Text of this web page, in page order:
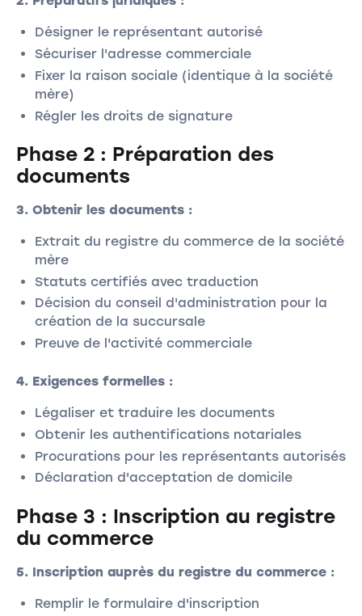
Désigner le représentant autorisé
Sécuriser l'adresse commerciale
Fixer la raison sociale (identique à la société
mère)
Régler les droits de signature
Phase 2 : Préparation des
documents
3. Obtenir les documents :
Extrait du registre du commerce de la société
mère
Statuts certifiés avec traduction
Décision du conseil d'administration pour la
création de la succursale
Preuve de l'activité commerciale
4. Exigences formelles :
Légaliser et traduire les documents
Obtenir les authentifications notariales
Procurations pour les représentants autorisés
Déclaration d'acceptation de domicile
Phase 3 : Inscription au registre
du commerce
5. Inscription auprès du registre du commerce :
Remplir le formulaire d'inscription